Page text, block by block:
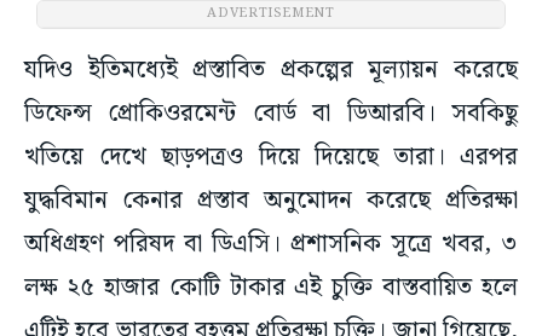
ADVERTISEMENT
যদিও ইতিমধ্যেই প্রস্তাবিত প্রকল্পের মূল্যায়ন করেছে
ডিফেন্স প্রোকিওরমেন্ট বোর্ড বা ডিআরবি। সবকিছু
খতিয়ে দেখে ছাড়পত্রও দিয়ে দিয়েছে তারা। এরপর
যুদ্ধবিমান কেনার প্রস্তাব অনুমোদন করেছে প্রতিরক্ষা
অধিগ্রহণ পরিষদ বা ডিএসি। প্রশাসনিক সূত্রে খবর, ৩
লক্ষ ২৫ হাজার কোটি টাকার এই চুক্তি বাস্তবায়িত হলে